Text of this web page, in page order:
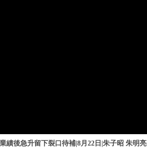
績後急升留下裂口待補|8月22日|朱子昭 朱明亮